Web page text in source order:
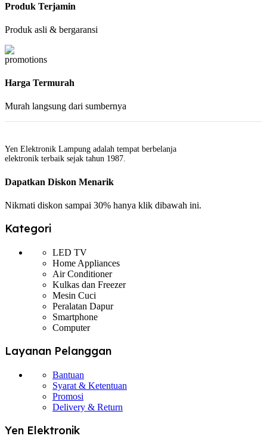
Produk Terjamin
Produk asli & bergaransi
Harga Termurah
Murah langsung dari sumbernya
Yen Elektronik Lampung adalah tempat berbelanja
elektronik terbaik sejak tahun 1987.
Dapatkan Diskon Menarik
Nikmati diskon sampai 30% hanya klik dibawah ini.
Kategori
LED TV
Home Appliances
Air Conditioner
Kulkas dan Freezer
Mesin Cuci
Peralatan Dapur
Smartphone
Computer
Layanan Pelanggan
Bantuan
Syarat & Ketentuan
Promosi
Delivery & Return
Yen Elektronik